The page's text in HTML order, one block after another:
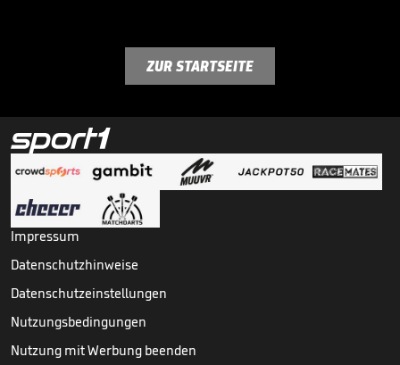
ZUR STARTSEITE
Impressum
Datenschutzhinweise
Datenschutzeinstellungen
Nutzungsbedingungen
Nutzung mit Werbung beenden